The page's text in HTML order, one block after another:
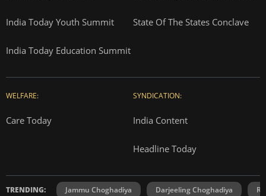
India Today Youth Summit State Of The States Conclave
India Today Education Summit
WELFARE:
Care Today
SYNDICATION:
India Content
Headline Today
TRENDING: Jammu Choghadiya Darjeeling Choghadiya